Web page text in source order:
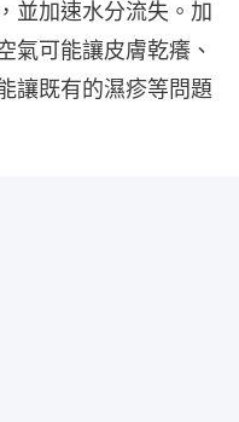
並加速水分流失。加
氣可能讓皮膚乾癢、
讓既有的濕疹等問題